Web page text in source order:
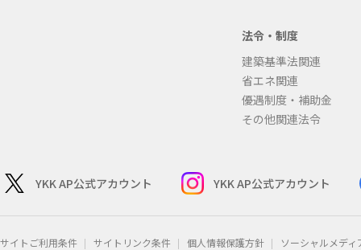
法令・制度
建築基準法関連
省エネ関連
優遇制度・補助金
その他関連法令
YKK AP公式アカウント YKK AP公式アカウント
サイトご利用条件 サイトリンク条件 個人情報保護方針 ソーシャルメデ